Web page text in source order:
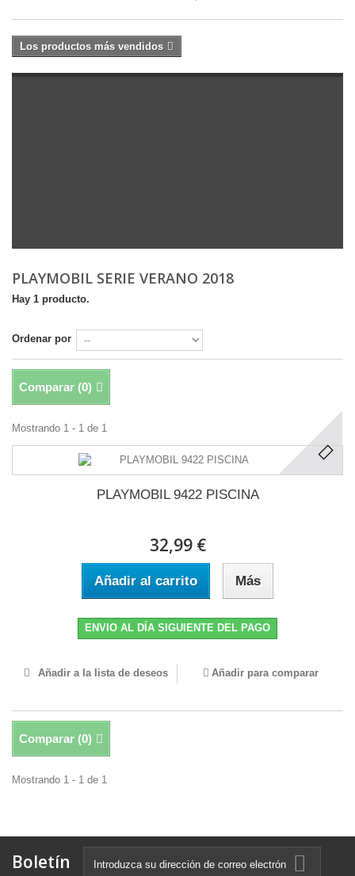
Los productos más vendidos
PLAYMOBIL SERIE VERANO 2018
Hay 1 producto.
Ordenar por
Comparar (0)
Mostrando 1 - 1 de 1
PLAYMOBIL 9422 PISCINA
32,99 €
Añadir al carrito Más
ENVIO AL DÍA SIGUIENTE DEL PAGO
Añadir a la lista de deseos Añadir para comparar
Comparar (0)
Mostrando 1 - 1 de 1
Boletín